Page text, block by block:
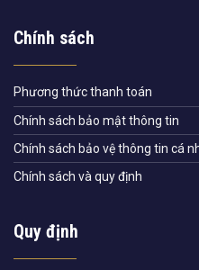
Chính sách
Phương thức thanh toán
Chính sách bảo mật thông tin
Chính sách bảo vệ thông tin cá
Chính sách và quy định
Quy định